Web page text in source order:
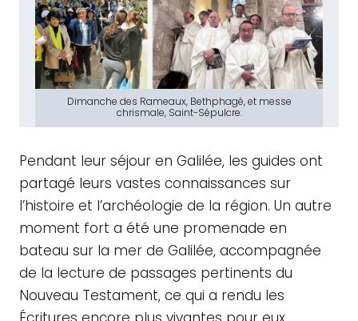
Dimanche des Rameaux, Bethphagé, et messe
chrismale, Saint-Sépulcre.
Pendant leur séjour en Galilée, les guides ont
partagé leurs vastes connaissances sur
l’histoire et l’archéologie de la région. Un autre
moment fort a été une promenade en
bateau sur la mer de Galilée, accompagnée
de la lecture de passages pertinents du
Nouveau Testament, ce qui a rendu les